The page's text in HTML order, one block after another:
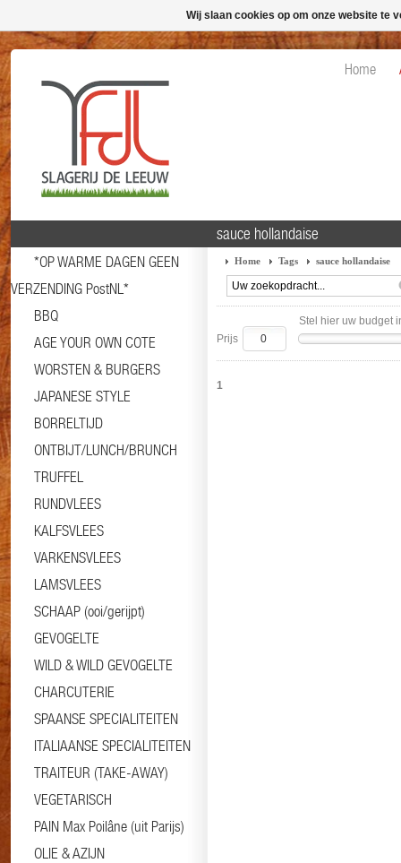
Home
*OP WARME DAGEN GEEN
VERZENDING PostNL*
BBQ
AGE YOUR OWN COTE
WORSTEN & BURGERS
JAPANESE STYLE
BORRELTIJD
ONTBIJT/LUNCH/BRUNCH
TRUFFEL
RUNDVLEES
KALFSVLEES
VARKENSVLEES
LAMSVLEES
SCHAAP (ooi/gerijpt)
GEVOGELTE
WILD & WILD GEVOGELTE
CHARCUTERIE
SPAANSE SPECIALITEITEN
ITALIAANSE SPECIALITEITEN
TRAITEUR (TAKE-AWAY)
VEGETARISCH
PAIN Max Poilâne (uit Parijs)
OLIE & AZIJN
sauce hollandaise
Home Tags sauce hollandaise
Stel hier uw budget
Prijs
1
Wij slaan cookies op om onze website te